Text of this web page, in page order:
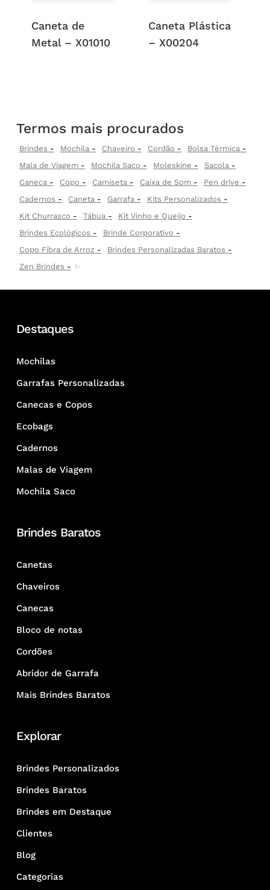
Caneta de
Metal – X01010
Caneta Plástica
– X00204
Termos mais procurados
Brindes Mochila Chaveiro Cordão
Bolsa Térmica
Mala de Viagem
Mochila Saco Moleskine
Sacola
Caneca
Copo Camiseta Caixa de Som
Pen drive
Cadernos
Caneta Garrafa
Kits Personalizados
Kit Churrasco
Tábua
Kit Vinho e Queijo
Brindes Ecológicos
Brinde Corporativo
Copo Fibra de Arroz
Brindes Personalizadas Baratos
Zen Brindes
✨
Destaques
Mochilas
Garrafas Personalizadas
Canecas e Copos
Ecobags
Cadernos
Malas de Viagem
Mochila Saco
Brindes Baratos
Canetas
Chaveiros
Canecas
Bloco de notas
Cordões
Abridor de Garrafa
Mais Brindes Baratos
Explorar
Brindes Personalizados
Brindes Baratos
Brindes em Destaque
Clientes
Blog
Categorias